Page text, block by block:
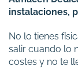
instalaciones,
No lo tienes
salir cuando lo
costes y no te